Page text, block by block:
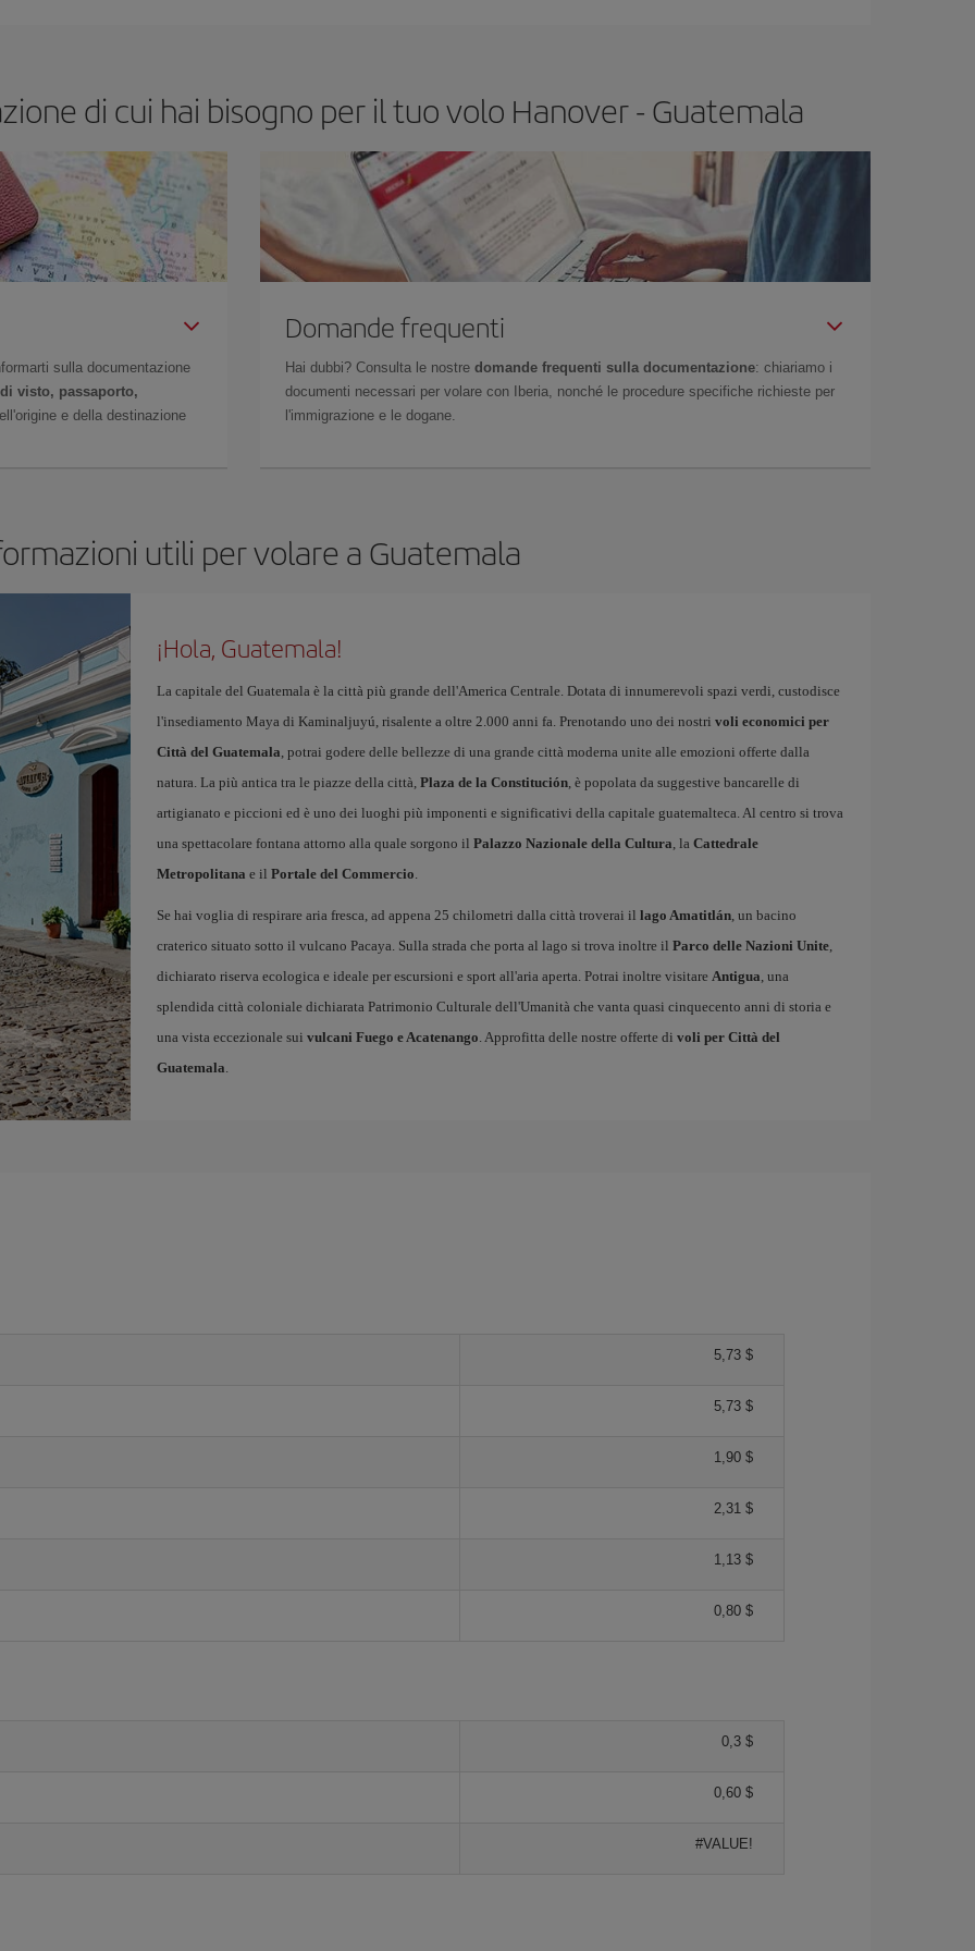
di cui hai bisogno per il tuo volo Hanover - Guatemala
sulla documentazione
di visto, passaporto,
e della destinazione
Domande frequenti
Hai dubbi? Consulta le nostre domande frequenti sulla documentazione: chiariamo i
documenti necessari per volare con Iberia, nonché le procedure specifiche richieste per
l'immigrazione e le dogane.
utili per volare a Guatemala
¡Hola, Guatemala!
La capitale del Guatemala è la città più grande dell'America Centrale. Dotata di innumerevoli spazi verdi, custodisce
l'insediamento Maya di Kaminaljuyú, risalente a oltre 2.000 anni fa. Prenotando uno dei nostri voli economici per
Città del Guatemala, potrai godere delle bellezze di una grande città moderna unite alle emozioni offerte dalla
natura. La più antica tra le piazze della città, Plaza de la Constitución, è popolata da suggestive bancarelle di
artigianato e piccioni ed è uno dei luoghi più imponenti e significativi della capitale guatemalteca. Al centro si trova
una spettacolare fontana attorno alla quale sorgono il Palazzo Nazionale della Cultura, la Cattedrale
Metropolitana e il Portale del Commercio.
Se hai voglia di respirare aria fresca, ad appena 25 chilometri dalla città troverai il lago Amatitlán, un bacino
craterico situato sotto il vulcano Pacaya. Sulla strada che porta al lago si trova inoltre il Parco delle Nazioni Unite,
dichiarato riserva ecologica e ideale per escursioni e sport all'aria aperta. Potrai inoltre visitare Antigua, una
splendida città coloniale dichiarata Patrimonio Culturale dell'Umanità che vanta quasi cinquecento anni di storia e
una vista eccezionale sui vulcani Fuego e Acatenango. Approfitta delle nostre offerte di voli per Città del
Guatemala.
5,73 $
5,73 $
1,90 $
2,31 $
1,13 $
0,80 $
0,3 $
0,60 $
#VALUE!